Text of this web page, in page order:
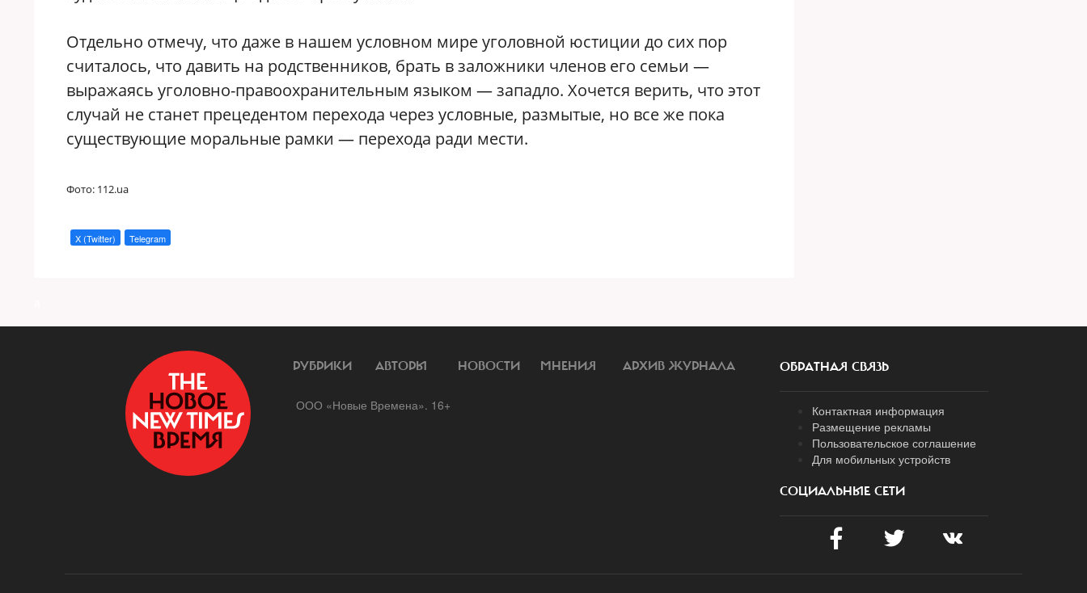
Отдельно отмечу, что даже в нашем условном мире уголовной юстиции до сих пор
считалось, что давить на родственников, брать в заложники членов его семьи —
выражаясь уголовно-правоохранительным языком — западло. Хочется верить, что этот
случай не станет прецедентом перехода через условные, размытые, но все же пока
существующие моральные рамки — перехода ради мести.
Фото: 112.ua
X (Twitter) Telegram
РУБРИКИ АВТОРЫ НОВОСТИ МНЕНИЯ АРХИВ ЖУРНАЛА
ООО «Новые Времена». 16+
ОБРАТНАЯ СВЯЗЬ
Контактная информация
Размещение рекламы
Пользовательское соглашение
Для мобильных устройств
СОЦИАЛЬНЫЕ СЕТИ